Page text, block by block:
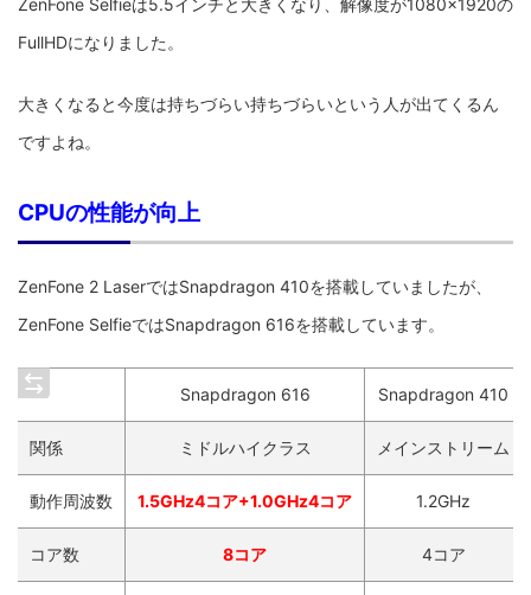
FullHDになりました。
大きくなると今度は持ちづらい持ちづらいという人が出てくるん
ですよね。
CPUの性能が向上
ZenFone 2 LaserではSnapdragon 410を搭載していましたが、
ZenFone SelfieではSnapdragon 616を搭載しています。
Snapdragon 616 Snapdragon 410
関係 ミドルハイクラス メインストリーム
動作周波数 1.5GHz4コア+1.0GHz4コア 1.2GHz
コア数 8コア 4コア